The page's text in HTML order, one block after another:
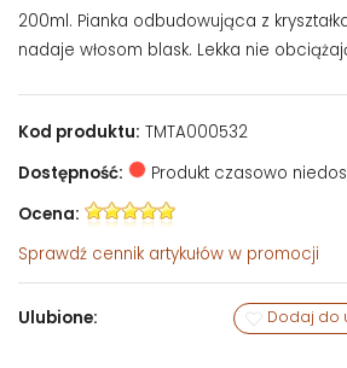
200ml. Pianka odbudowująca z
nadaje włosom blask. Lekka nie
Kod produktu: TMTA000532
Dostępność:
Produkt czasowo
Ocena:
Sprawdź cennik artykułów w promocji
Ulubione: Dodaj do